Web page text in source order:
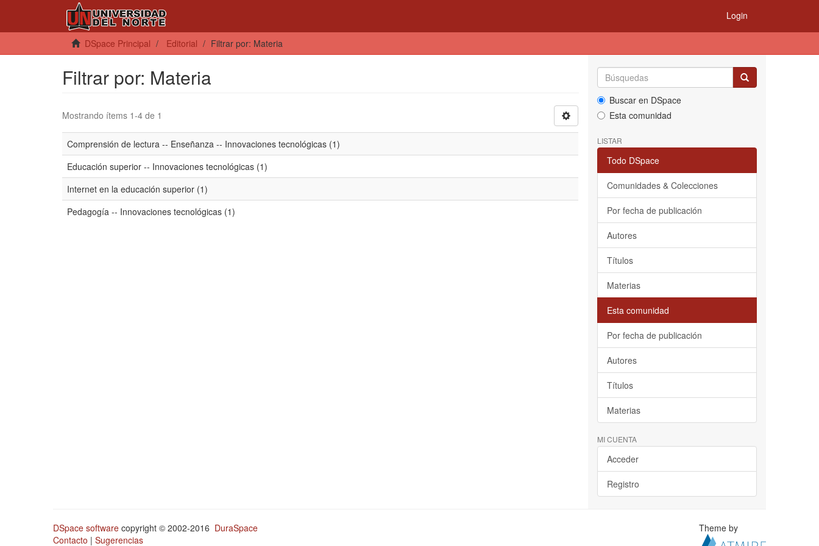
Login
DSpace Principal Editorial Filtrar por: Materia
Filtrar por: Materia
Mostrando ítems 1-4 de 1
Comprensión de lectura -- Enseñanza -- Innovaciones tecnológicas (1)
Educación superior -- Innovaciones tecnológicas (1)
Internet en la educación superior (1)
Pedagogía -- Innovaciones tecnológicas (1)
Buscar en DSpace
Esta comunidad
LISTAR
Todo DSpace
Comunidades & Colecciones
Por fecha de publicación
Autores
Títulos
Materias
Esta comunidad
Por fecha de publicación
Autores
Títulos
Materias
MI CUENTA
Acceder
Registro
DSpace software copyright © 2002-2016 DuraSpace
Contacto | Sugerencias
Theme by